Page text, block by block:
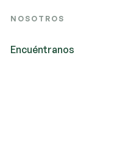
NOSOTROS
Encuéntranos